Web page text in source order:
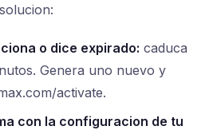
o dice expirado: caduca
Genera uno nuevo y
activate.
con la configuracion de tu